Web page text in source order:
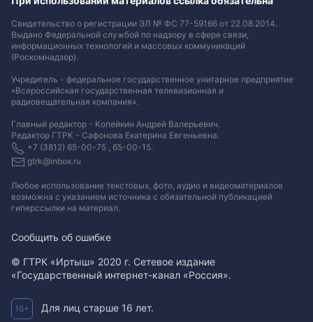
Свидетельство о регистрации ЭЛ № ФС 77-59166 от 22.08.2014.
Выдано Федеральной службой по надзору в сфере связи,
информационных технологий и массовых коммуникаций
(Роскомнадзор).
Учредитель - федеральное государственное унитарное предприятие
«Всероссийская государственная телевизионная и
радиовещательная компания».
Главный редактор - Копейкин Андрей Валерьевич.
Редактор ГТРК - Сафонова Екатерина Евгеньевна.
+7 (3812) 65-00-75 , 65-00-15.
gtrk@inbox.ru
Любое использование текстовых, фото, аудио и видеоматериалов
возможна с указанием источника с обязательной публикацией
гиперссылки на материал.
Сообщить об ошибке
© ГТРК «Иртыш» 2020 г. Сетевое издание
«Государственный интернет-канал «Россия».
16+ Для лиц старше 16 лет.